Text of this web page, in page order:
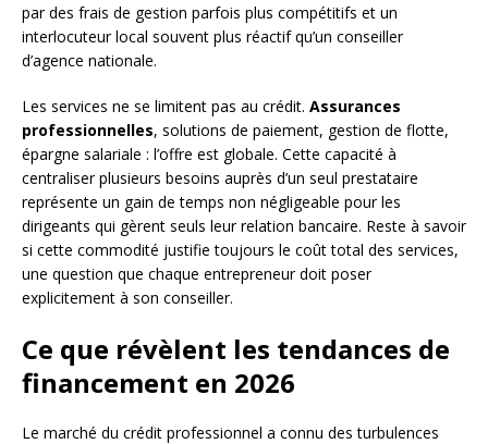
par des frais de gestion parfois plus compétitifs et un
interlocuteur local souvent plus réactif qu’un conseiller
d’agence nationale.
Les services ne se limitent pas au crédit. Assurances
professionnelles, solutions de paiement, gestion de flotte,
épargne salariale : l’offre est globale. Cette capacité à
centraliser plusieurs besoins auprès d’un seul prestataire
représente un gain de temps non négligeable pour les
dirigeants qui gèrent seuls leur relation bancaire. Reste à savoir
si cette commodité justifie toujours le coût total des services,
une question que chaque entrepreneur doit poser
explicitement à son conseiller.
Ce que révèlent les tendances de
financement en 2026
Le marché du crédit professionnel a connu des turbulences